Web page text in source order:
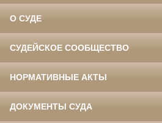
О СУДЕ
СУДЕЙСКОЕ СООБЩЕСТВО
НОРМАТИВНЫЕ АКТЫ
ДОКУМЕНТЫ СУДА